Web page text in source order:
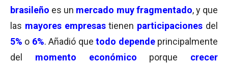
brasileño es un mercado muy fragmentado, y que
las mayores empresastienen participaciones del
5% o 6%. Añadió quetodo dependeprincipalmente
del momento económico porque crecer